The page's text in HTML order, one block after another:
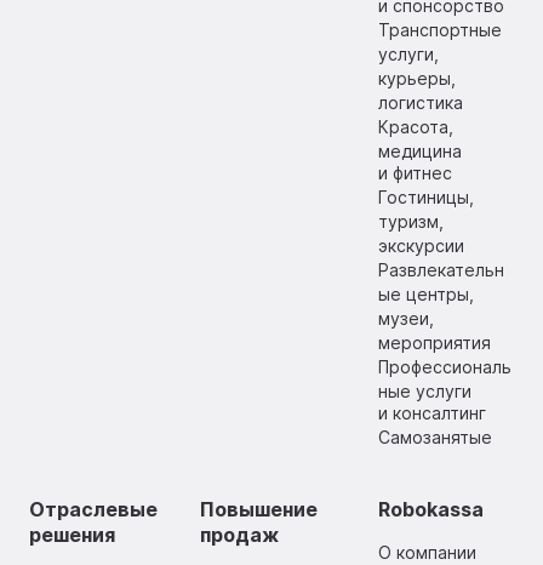
и спонсорство
Транспортные
услуги,
курьеры,
логистика
Красота,
медицина
и фитнес
Гостиницы,
туризм,
экскурсии
Развлекательн
ые центры,
музеи,
мероприятия
Профессиональ
ные услуги
и консалтинг
Самозанятые
Отраслевые
решения
Повышение
продаж
Robokassa
О компании